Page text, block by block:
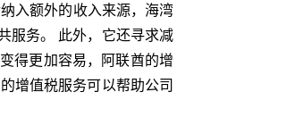
入额外的收入来源，海湾
服务。 此外，它还寻求减
得更加容易，阿联酋的增
增值税服务可以帮助公司